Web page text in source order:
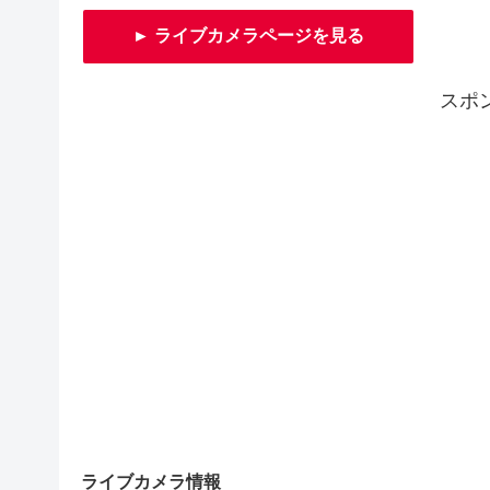
► ライブカメラページを見る
スポ
ライブカメラ情報